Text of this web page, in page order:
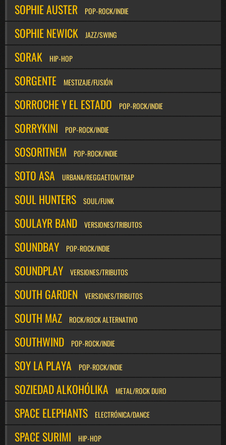
SOPHIE AUSTER POP-ROCK/INDIE
SOPHIE NEWICK JAZZ/SWING
SORAK HIP-HOP
SORGENTE MESTIZAJE/FUSIÓN
SORROCHE Y EL ESTADO POP-ROCK/INDIE
SORRYKINI POP-ROCK/INDIE
SOSORITNEM POP-ROCK/INDIE
SOTO ASA URBANA/REGGAETON/TRAP
SOUL HUNTERS SOUL/FUNK
SOULAYR BAND VERSIONES/TRIBUTOS
SOUNDBAY POP-ROCK/INDIE
SOUNDPLAY VERSIONES/TRIBUTOS
SOUTH GARDEN VERSIONES/TRIBUTOS
SOUTH MAZ ROCK/ROCK ALTERNATIVO
SOUTHWIND POP-ROCK/INDIE
SOY LA PLAYA POP-ROCK/INDIE
SOZIEDAD ALKOHÓLIKA METAL/ROCK DURO
SPACE ELEPHANTS ELECTRÓNICA/DANCE
SPACE SURIMI HIP-HOP